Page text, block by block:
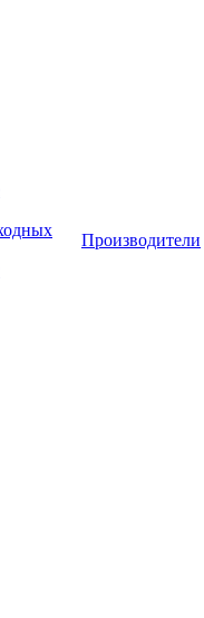
Производители